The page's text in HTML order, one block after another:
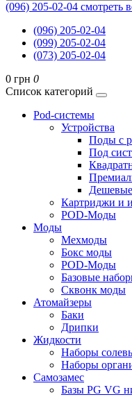
(096) 205-02-04 смотреть
(096) 205-02-04
(099) 205-02-04
(073) 205-02-04
0 грн 0
Список категорий
Pod-системы
Устройства
Поды с
Под
Картриджи и
POD-Моды
Моды
Мехмоды
Бокс моды
POD-Моды
Базовые
Сквонк моды
Атомайзеры
Баки
Дрипки
Жидкости
Наборы
Наборы
Самозамес
Базы PG VG